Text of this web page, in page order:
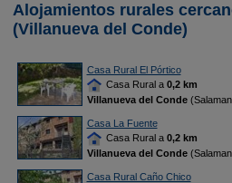
Alojamientos rurales
(Villanueva del Conde)
Casa Rural El Pórtico
Casa Rural a 0,2 km
Villanueva del Conde
Casa La Fuente
Casa Rural a 0,2 km
Villanueva del Conde
Casa Rural Caño Chico